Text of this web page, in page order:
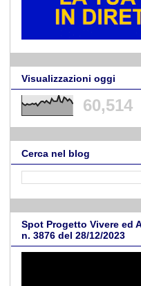
Visualizzazioni oggi
60,514
Cerca nel blog
Spot Progetto Vivere ed
n. 3876 del 28/12/2023